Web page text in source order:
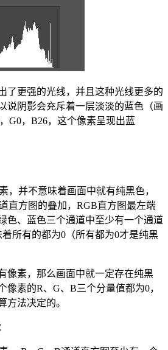
了更强的光线，并且这种光线更多的
说阴影会充斥着一层淡淡的蓝色（画
G0，B26，这个像素呈现出蓝
，并不意味着画面中就有纯黑色，
直方图的叠加，RGB直方图最左端
色、蓝色三个通道中至少有一个通道
所有的都为0（所有都为0才是纯黑
像素，那么画面中就一定存在纯黑
像素的R、G、B三个分量值都为0，
方法决定的。